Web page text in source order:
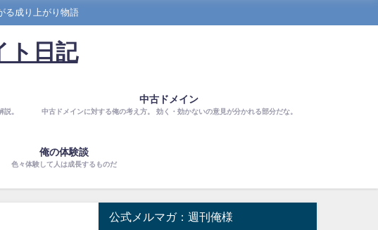
る成り上がり物語
ト日記
。
中古ドメイン
中古ドメインに対する俺の考え方。 効く・効かないの意見が分かれる部分だな。
俺の体験談
色々体験して人は成長するものだ
公式メルマガ：週刊俺様